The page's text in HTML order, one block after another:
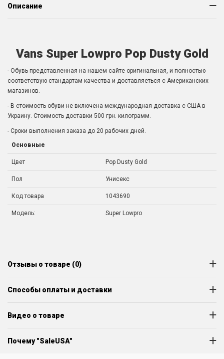
Описание
Vans Super Lowpro Pop Dusty Gold
- Обувь представленная на нашем сайте оригинальная, и полностью
соответствую стандартам качества и доставляеться с Американских
магазинов.
- В стоимость обуви не включена международная доставка с США в
Украину. Стоимость доставки 500 грн. килограмм.
- Сроки выполнения заказа до 20 рабочих дней.
Основные
Цвет Pop Dusty Gold
Пол Унисекс
Код товара 1043690
Модель: Super Lowpro
Отзывы о товаре (0)
Способы оплаты и доставки
Видео о товаре
Почему "SaleUSA"